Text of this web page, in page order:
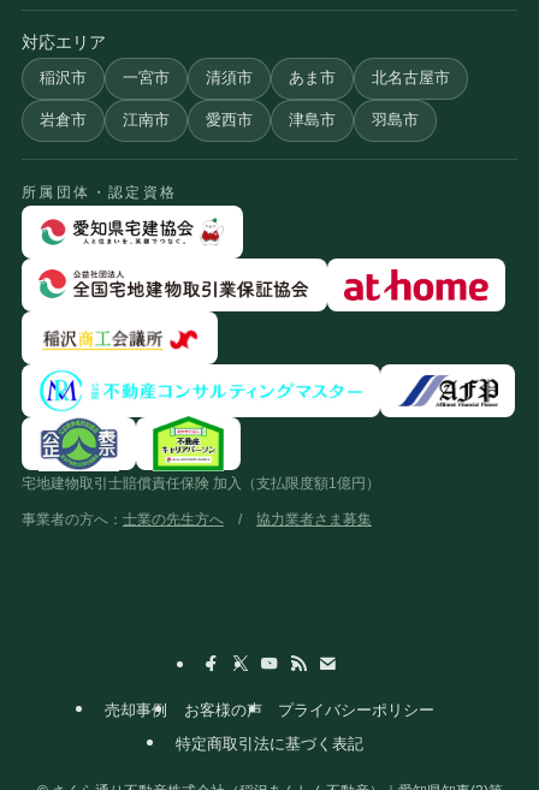
対応エリア
稲沢市 一宮市 清須市 あま市 北名古屋市
岩倉市 江南市 愛西市 津島市 羽島市
所属団体・認定資格
宅地建物取引士賠償責任保険 加入（支払限度額1億円）
事業者の方へ： 士業の先生方へ/ 協力業者さま募集
売却事例 お客様の声
プライバシーポリシー
特定商取引法に基づく表記